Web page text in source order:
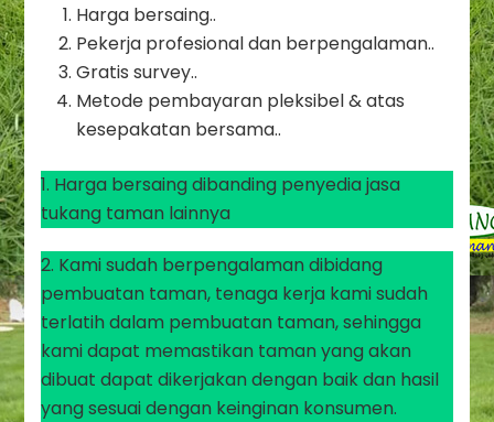
Harga bersaing..
Pekerja profesional dan berpengalaman..
Gratis survey..
Metode pembayaran pleksibel & atas
kesepakatan bersama..
1. Harga bersaing dibanding penyedia jasa
tukang taman lainnya
2. Kami sudah berpengalaman dibidang
pembuatan taman, tenaga kerja kami sudah
terlatih dalam pembuatan taman, sehingga
kami dapat memastikan taman yang akan
dibuat dapat dikerjakan dengan baik dan hasil
yang sesuai dengan keinginan konsumen.